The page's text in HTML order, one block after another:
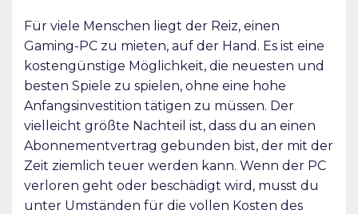
Für viele Menschen liegt der Reiz, einen
Gaming-PC zu mieten, auf der Hand. Es ist eine
kostengünstige Möglichkeit, die neuesten und
besten Spiele zu spielen, ohne eine hohe
Anfangsinvestition tätigen zu müssen. Der
vielleicht größte Nachteil ist, dass du an einen
Abonnementvertrag gebunden bist, der mit der
Zeit ziemlich teuer werden kann. Wenn der PC
verloren geht oder beschädigt wird, musst du
unter Umständen für die vollen Kosten des